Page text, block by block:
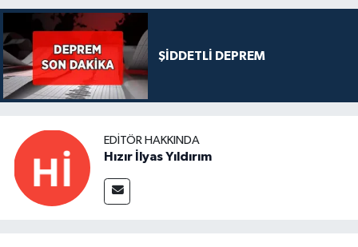
ŞİDDETLİ DEPREM
EDITÖR HAKKINDA
Hızır İlyas Yıldırım